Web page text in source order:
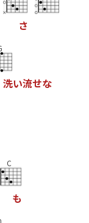
さ
洗い流せな
C
も